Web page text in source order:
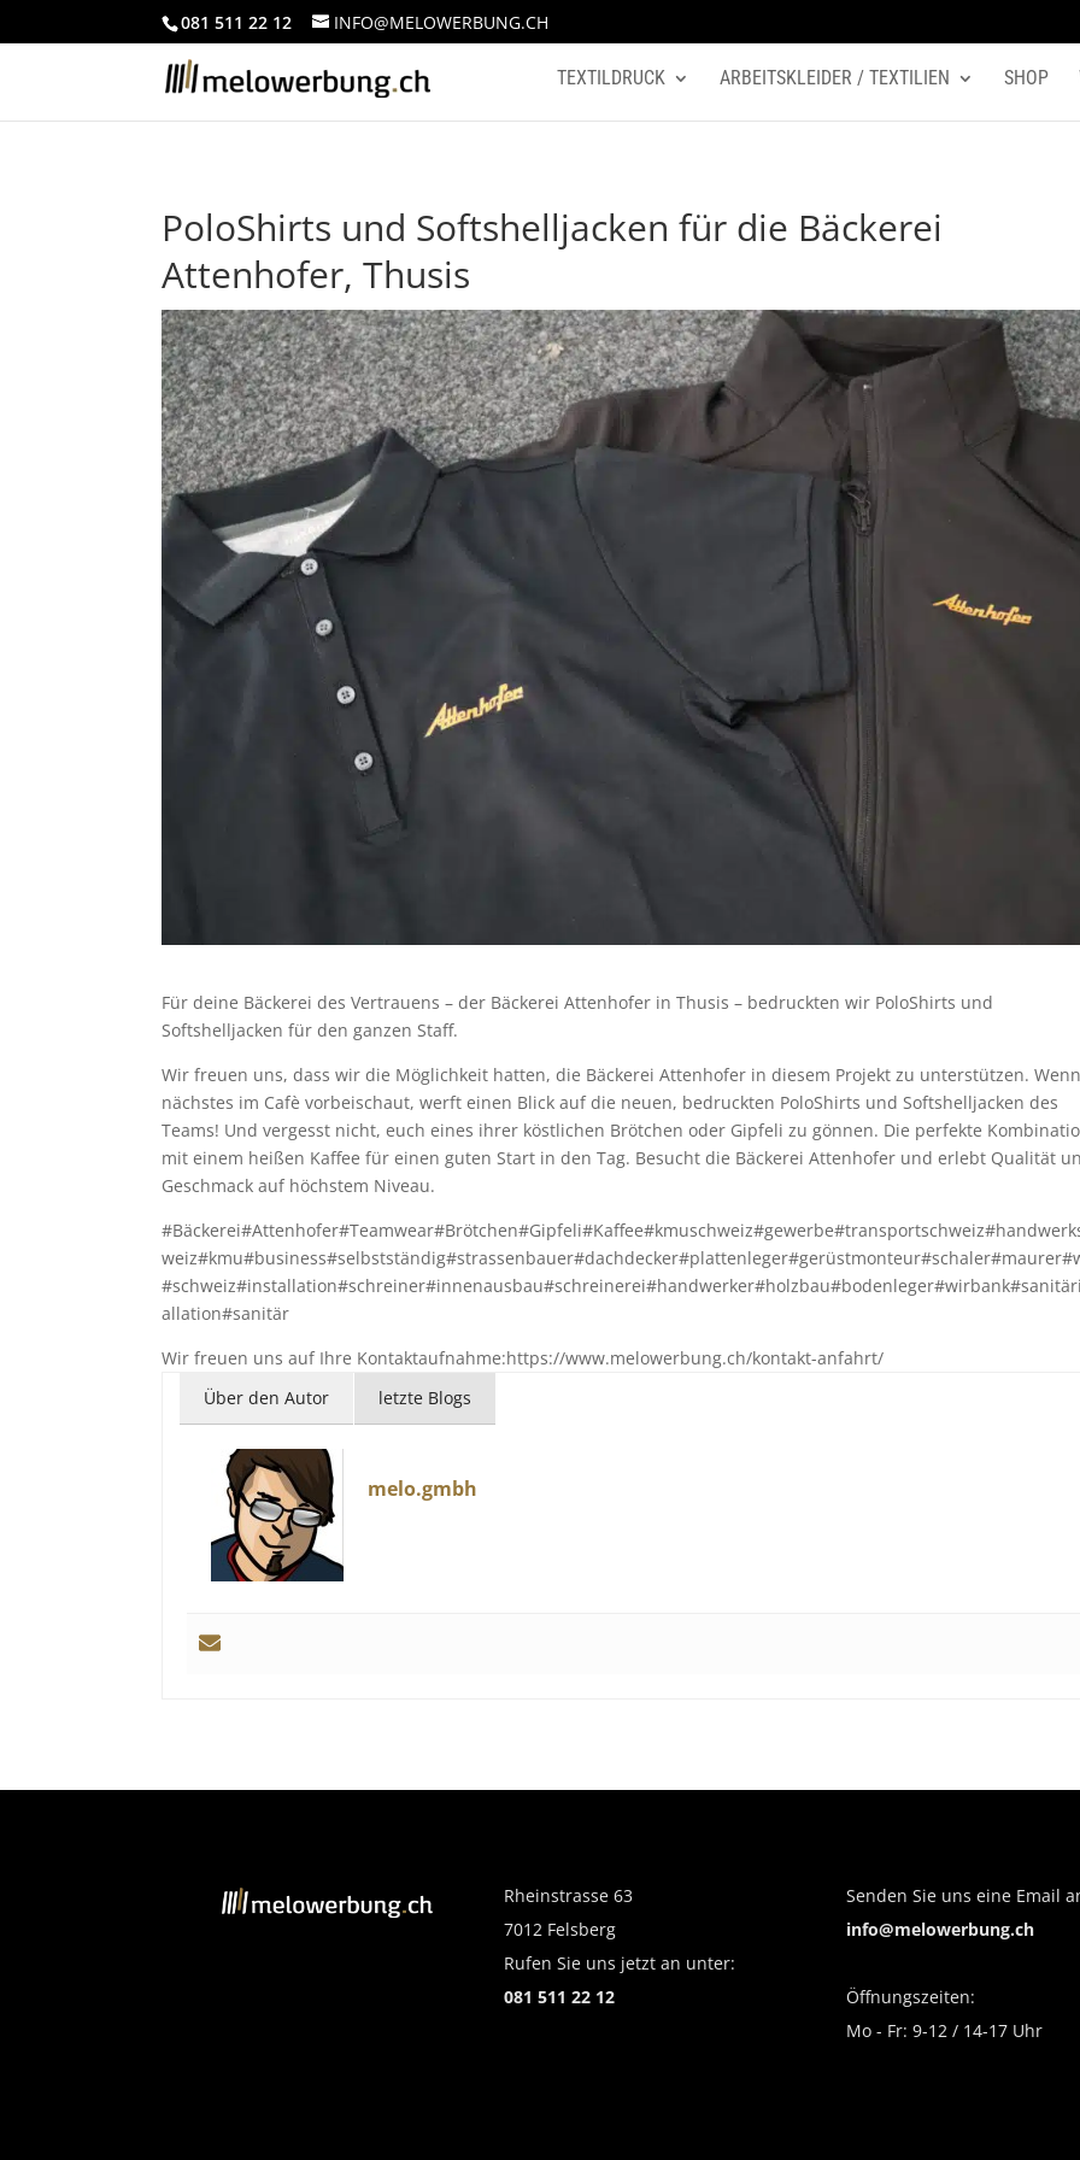
081 511 22 12 INFO@MELOWERBUNG.CH
TEXTILDRUCK ARBEITSKLEIDER / TEXTILIEN SHOP
PoloShirts und Softshelljacken für die Bäckerei
Attenhofer, Thusis
Für deine Bäckerei des Vertrauens – der Bäckerei Attenhofer in Thusis – bedruckten wir PoloShirts und
Softshelljacken für den ganzen Staff.
Wir freuen uns, dass wir die Möglichkeit hatten, die Bäckerei Attenhofer in diesem Projekt zu unterstützen.
nächstes im Cafè vorbeischaut, werft einen Blick auf die neuen, bedruckten PoloShirts und Softshelljacken des
Teams! Und vergesst nicht, euch eines ihrer köstlichen Brötchen oder Gipfeli zu gönnen. Die perfekte
mit einem heißen Kaffee für einen guten Start in den Tag. Besucht die Bäckerei Attenhofer und erlebt Qualität
Geschmack auf höchstem Niveau.
allation#sanitär
Wir freuen uns auf Ihre Kontaktaufnahme:https://www.melowerbung.ch/kontakt-anfahrt/
Über den Autor
letzte Blogs
melo.gmbh
Rheinstrasse 63
7012 Felsberg
Rufen Sie uns jetzt an unter:
081 511 22 12
Senden Sie uns eine Email
info@melowerbung.ch
Öffnungszeiten:
Mo - Fr: 9-12 / 14-17 Uhr